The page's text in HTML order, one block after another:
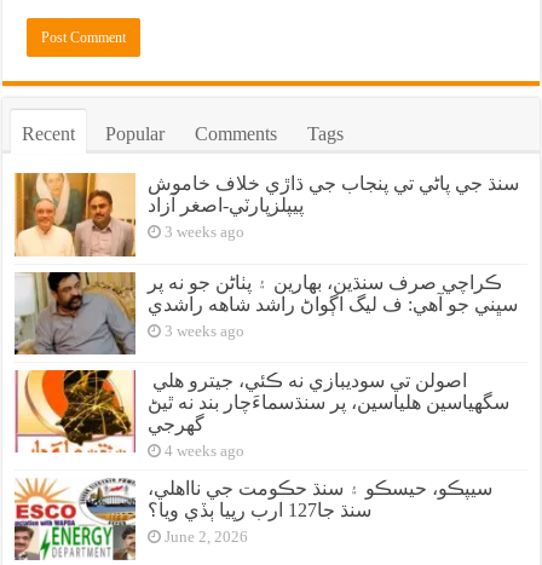
Recent Popular Comments Tags
سنڌ جي پاڻي تي پنجاب جي ڌاڙي خلاف خاموش
پيپلزپارٽي-اصغر آزاد
3 weeks ago
ڪراچي صرف سنڌين، بهارين ۽ پٺاڻن جو نه پر
سڀني جو آهي: ف ليگ اڳواڻ راشد شاهه راشدي
3 weeks ago
سگهياسين هلياسين، پر سنڌسماءَچار بند نه ٿيڻ
گهرجي
4 weeks ago
سيپڪو، حيسڪو ۽ سنڌ حڪومت جي نااهلي،
سنڌ جا127 ارب رپيا ٻڏي ويا؟
June 2, 2026